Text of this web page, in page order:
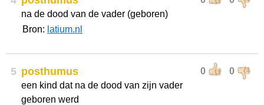
na de dood van de vader (geboren)
Bron: latium.nl
5 0 0
posthumus
een kind dat na de dood van zijn vader
geboren werd